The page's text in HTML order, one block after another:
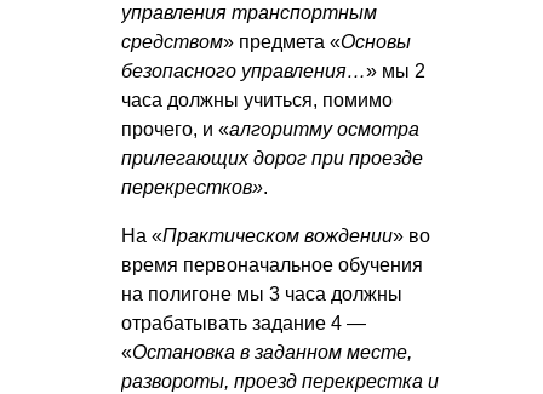
управления транспортным
средством» предмета «Основы
безопасного управления…» мы 2
часа должны учиться, помимо
прочего, и «алгоритму осмотра
прилегающих дорог при проезде
перекрестков».
На «Практическом вождении» во
время первоначальное обучения
на полигоне мы 3 часа должны
отрабатывать задание 4 —
«Остановка в заданном месте,
развороты, проезд перекрестка и